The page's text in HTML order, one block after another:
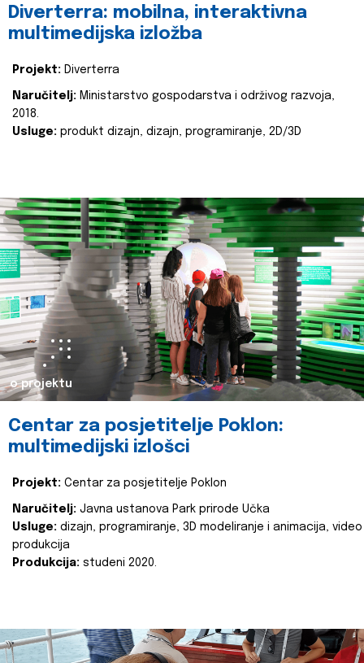
Diverterra: mobilna, interaktivna
multimedijska izložba
Projekt: Diverterra
Naručitelj: Ministarstvo gospodarstva i održivog razvoja,
2018.
Usluge: produkt dizajn, dizajn, programiranje, 2D/3D
o projektu
Centar za posjetitelje Poklon:
multimedijski izlošci
Projekt: Centar za posjetitelje Poklon
Naručitelj: Javna ustanova Park prirode Učka
Usluge: dizajn, programiranje, 3D modeliranje i animacija, video
produkcija
Produkcija: studeni 2020.